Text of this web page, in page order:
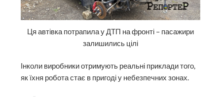
Ця автівка потрапила у ДТП на фронті – пасажири
залишились цілі
Інколи виробники отримують реальні приклади того,
як їхня робота стає в пригоді у небезпечних зонах.